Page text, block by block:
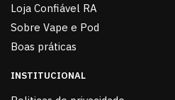
Loja Confiável RA
Sobre Vape e Pod
Boas práticas
INSTITUCIONAL